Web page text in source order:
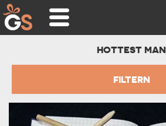
HOTTEST MAN
FILTERN